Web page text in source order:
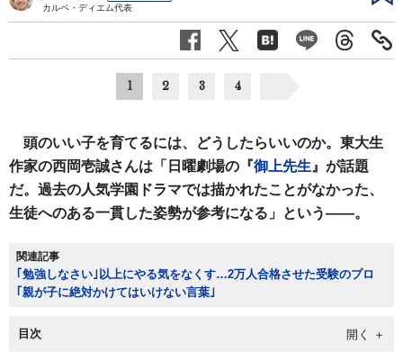
カルペ・ディエム代表
1 2 3 4
頭のいい子を育てるには、どうしたらいいのか。東大生
作家の西岡壱誠さんは「日曜劇場の『御上先生 』が話題
だ。過去の人気学園ドラマでは描かれたことがなかった、
生徒へのある一貫した姿勢が参考になる」という――。
関連記事
｢勉強しなさい｣以上にやる気をなくす…2万人合格させた受験のプロ
｢親が子に絶対かけてはいけない言葉｣
目次